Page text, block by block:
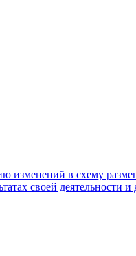
изменений в схему
своей